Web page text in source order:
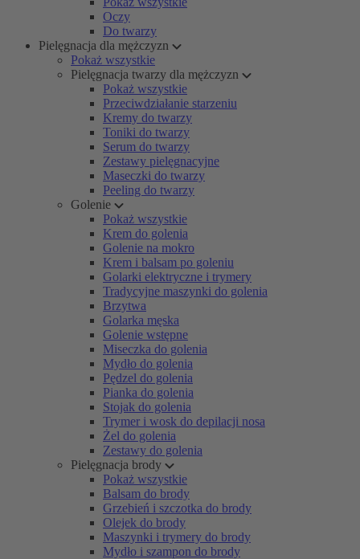
Oczy
Do twarzy
Pielęgnacja dla mężczyzn
Pokaż wszystkie
Pielęgnacja twarzy dla mężczyzn
Pokaż wszystkie
Przeciwdziałanie starzeniu
Kremy do twarzy
Toniki do twarzy
Serum do twarzy
Zestawy pielęgnacyjne
Maseczki do twarzy
Peeling do twarzy
Golenie
Pokaż wszystkie
Krem do golenia
Golenie na mokro
Krem i balsam po goleniu
Golarki elektryczne i trymery
Tradycyjne maszynki do golenia
Brzytwa
Golarka męska
Golenie wstępne
Miseczka do golenia
Mydło do golenia
Pędzel do golenia
Pianka do golenia
Stojak do golenia
Trymer i wosk do depilacji nosa
Żel do golenia
Zestawy do golenia
Pielęgnacja brody
Pokaż wszystkie
Balsam do brody
Grzebień i szczotka do brody
Olejek do brody
Maszynki i trymery do brody
Mydło i szampon do brody